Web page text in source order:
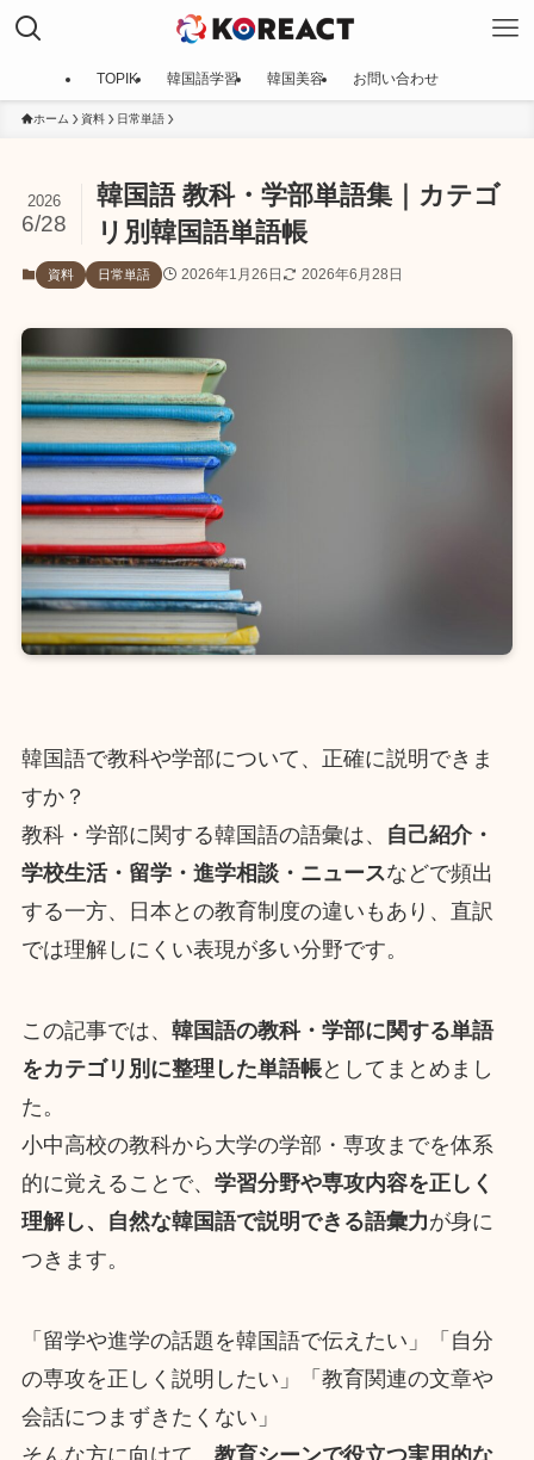
TOPIK 韓国語学習 韓国美容 お問い合わせ
ホーム 資料 日常単語
韓国語 教科・学部単語集｜カテゴ
リ別韓国語単語帳
2026
6/28
資料 日常単語 2026年1月26日 2026年6月28日
韓国語で教科や学部について、正確に説明できま
すか？
教科・学部に関する韓国語の語彙は、
自己紹介・
学校生活・留学・進学相談・ニュースなどで頻出
する一方、日本との教育制度の違いもあり、直訳
では理解しにくい表現が多い分野です。
この記事では、 韓国語の教科・学部に関する単語
をカテゴリ別に整理した単語帳としてまとめまし
た。
小中高校の教科から大学の学部・専攻までを体系
的に覚えることで、 学習分野や専攻内容を正しく
理解し、自然な韓国語で説明できる語彙力が身に
つきます。
「留学や進学の話題を韓国語で伝えたい」「自分
の専攻を正しく説明したい」「教育関連の文章や
会話につまずきたくない」